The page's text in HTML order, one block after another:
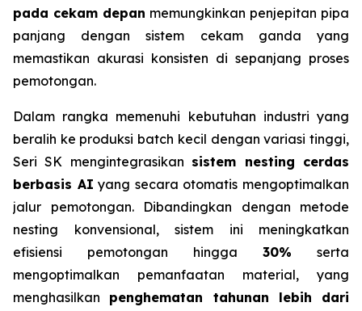
pada cekam depan memungkinkan penjepitan pipa
panjang dengan sistem cekam ganda yang
memastikan akurasi konsisten di sepanjang proses
pemotongan.
Dalam rangka memenuhi kebutuhan industri yang
beralih ke produksi batch kecil dengan variasi tinggi,
Seri SK mengintegrasikan sistem nesting cerdas
berbasis AI yang secara otomatis mengoptimalkan
jalur pemotongan. Dibandingkan dengan metode
nesting konvensional, sistem ini meningkatkan
efisiensi pemotongan hingga 30% serta
mengoptimalkan pemanfaatan material, yang
menghasilkan penghematan tahunan lebih dari